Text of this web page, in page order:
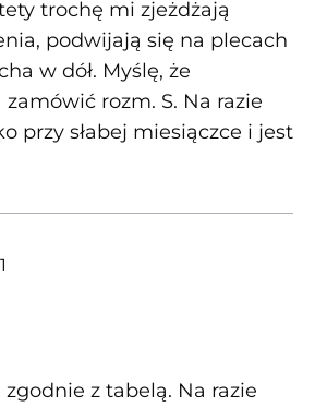
trochę mi zjeżdżają
podwijają się na plecach
w dół. Myślę, że
rozm. S. Na razie
przy słabej miesiączce i jest
5 spośród 5 gwiazdek
z tabelą. Na razie